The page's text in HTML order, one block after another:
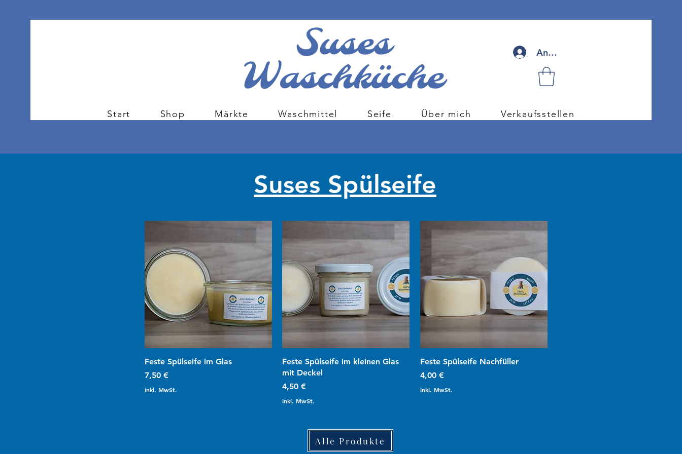
Anmelden
Start Shop Märkte Waschmittel Seife Über mich Verkaufsstellen
Suses Spülseife
Schnellansicht
Feste Spülseife im Glas
Preis
7,50 €
inkl. MwSt.
Schnellansicht
Feste Spülseife im kleinen Glas
mit Deckel
Preis
4,50 €
inkl. MwSt.
Schnellansicht
Feste Spülseife Nachfüller
Preis
4,00 €
inkl. MwSt.
Alle Produkte